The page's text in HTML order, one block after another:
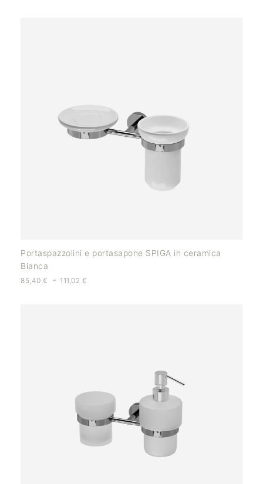
Portaspazzolini e portasapone SPIGA in ceramica
Bianca
85,40 € - 111,02 €